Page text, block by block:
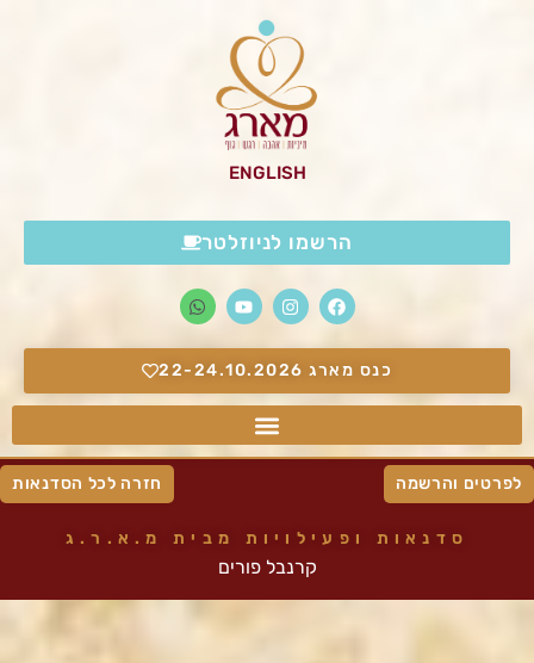
כנס מארג 22-24.10.2026
הרשמו לניוזלטר
ENGLISH
חזרה לכל הסדנאות לפרטים והרשמה
סדנאות ופעילויות מבית מ.א.ר.ג
קרנבל פורים